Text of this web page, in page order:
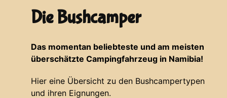
Die Bushcamper
Das momentan beliebteste und am meisten
überschätzte Campingfahrzeug in Namibia!
Hier eine Übersicht zu den Bushcampertypen
und ihren Eignungen.